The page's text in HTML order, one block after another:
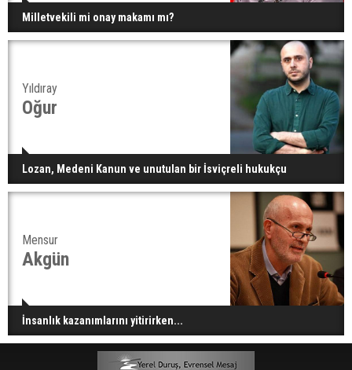
Milletvekili mi onay makamı mı?
Yıldıray
Oğur
Lozan, Medeni Kanun ve unutulan bir İsviçreli hukukçu
Mensur
Akgün
İnsanlık kazanımlarını yitirirken...